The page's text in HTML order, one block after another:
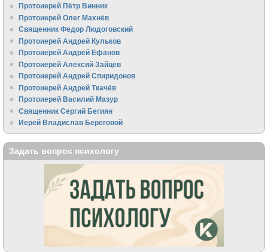
Протоиерей Пётр Винник
Протоиерей Олег Махнёв
Священник Федор Людоговский
Протоиерей Андрей Кульков
Протоиерей Андрей Ефанов
Протоиерей Алексий Зайцев
Протоиерей Андрей Спиридонов
Протоиерей Андрей Ткачёв
Протоиерей Василий Мазур
Священник Сергий Бегиян
Иерей Владислав Береговой
Задать вопрос психологу